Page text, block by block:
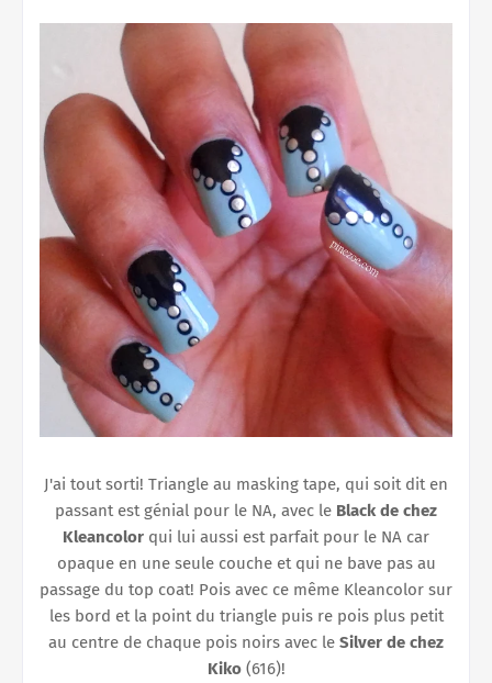
J'ai tout sorti! Triangle au masking tape, qui soit dit en
passant est génial pour le NA, avec le Black de chez
Kleancolor qui lui aussi est parfait pour le NA car
opaque en une seule couche et qui ne bave pas au
passage du top coat! Pois avec ce même Kleancolor sur
les bord et la point du triangle puis re pois plus petit
au centre de chaque pois noirs avec le Silver de chez
Kiko(616)!